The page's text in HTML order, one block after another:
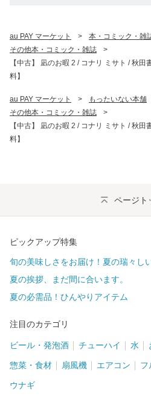
au PAY マーケット > 本・コミック・雑
その他本・コミック・雑誌
>
【中古】 凪のお暇 2 / コナリ ミサト / 秋
料】
au PAY マーケット > もったいない本舗
その他本・コミック・雑誌
>
【中古】 凪のお暇 2 / コナリ ミサト / 秋
料】
ページト
ピックアップ特集
旬の美味しさをお届け！夏の瑞々し
夏の挨拶、まだ間に合います。
夏の必需品！ひんやりアイテム
注目のカテゴリ
ビール・発泡酒 チューハイ 水
惣菜・食材 扇風機 エアコン フ
ウナギ